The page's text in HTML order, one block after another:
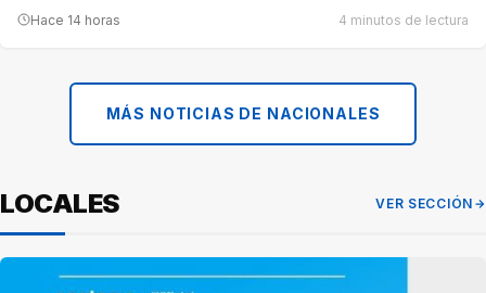
Hace 14 horas 4 minutos de lectura
MÁS NOTICIAS DE NACIONALES
LOCALES VER SECCIÓN